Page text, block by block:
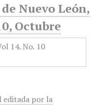
Nuevo León,
Octubre
editada por la